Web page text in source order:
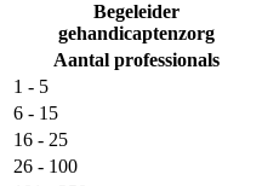
Begeleider
gehandicaptenzorg
Aantal professionals
1 - 5
6 - 15
16 - 25
26 - 100